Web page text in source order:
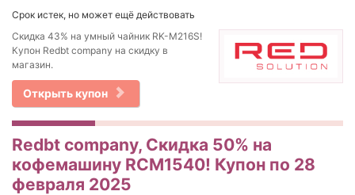
Срок истек, но может ещё действовать
Скидка 43% на умный чайник RK-M216S!
Купон Redbt company на скидку в
магазин.
Открыть купон
Redbt company, Скидка 50% на
кофемашину RCM1540! Купон по 28
февраля 2025